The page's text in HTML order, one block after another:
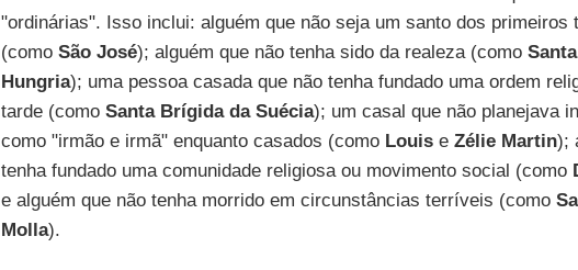
"ordinárias". Isso inclui: alguém que não seja um santo dos primeiros
(como São José); alguém que não tenha sido da realeza (como
Hungria); uma pessoa casada que não tenha fundado uma ordem
tarde (como Santa Brígida da Suécia); um casal que não planejava
como "irmão e irmã" enquanto casados (como Louise Zélie Martin);
tenha fundado uma comunidade religiosa ou movimento social (como
e alguém que não tenha morrido em circunstâncias terríveis (como
Molla).